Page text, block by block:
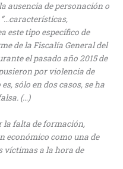
ausencia de personación o
este tipo específico de
de la Fiscalía General del
el pasado año 2015 de
por violencia de
sólo en dos casos, se ha
(…)
la falta de formación,
económico como una de
víctimas a la hora de